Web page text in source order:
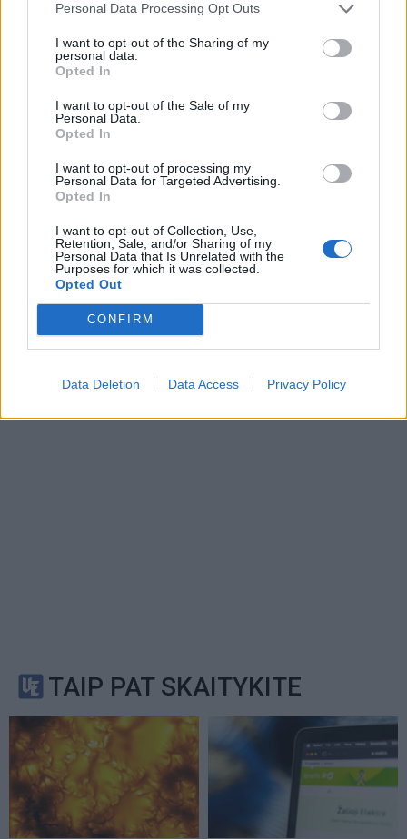
Personal Data Processing Opt Outs
I want to opt-out of the Sharing of my
personal data.
Opted In
I want to opt-out of the Sale of my
Personal Data.
Opted In
I want to opt-out of processing my
Personal Data for Targeted Advertising.
Opted In
I want to opt-out of Collection, Use,
Retention, Sale, and/or Sharing of my
Personal Data that Is Unrelated with the
Purposes for which it was collected.
Opted Out
CONFIRM
Data Deletion Data Access Privacy Policy
Jūsų vardas
Komentaras
Sutinku sutaisyklėmis
Privacy Policy
TAIP PAT SKAITYKITE